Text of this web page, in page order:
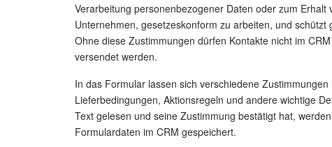
Verarbeitung personenbezogener Daten oder zum
Unternehmen, gesetzeskonform zu arbeiten, und
Ohne diese Zustimmungen dürfen Kontakte nicht im
versendet werden.
In das Formular lassen sich verschiedene
Lieferbedingungen, Aktionsregeln und andere wichtige
Text gelesen und seine Zustimmung bestätigt hat,
Formulardaten im CRM gespeichert.